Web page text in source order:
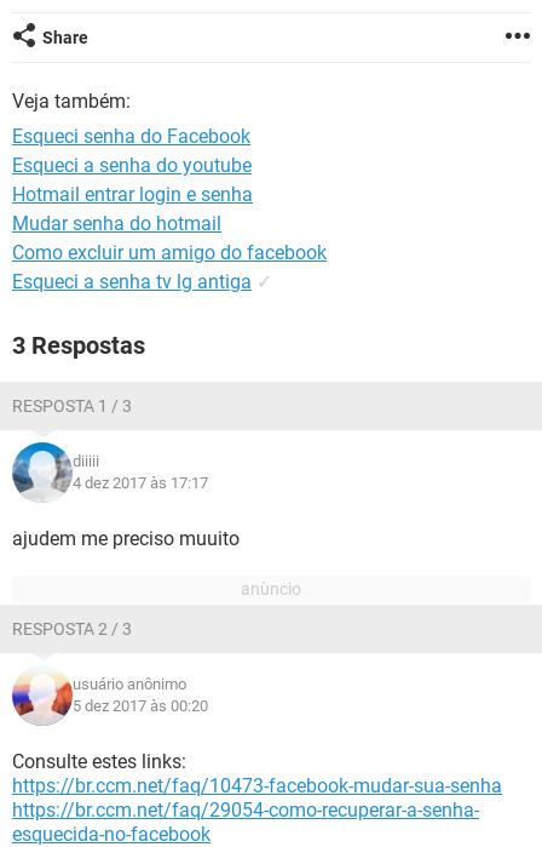
GUIA DE COMPRAS
Share
Veja também:
Esqueci senha do Facebook
Esqueci a senha do youtube
Hotmail entrar login e senha
Mudar senha do hotmail
Como excluir um amigo do facebook
Esqueci a senha tv lg antiga ✓
3 Respostas
RESPOSTA 1 / 3
diiiii
4 dez 2017 às 17:17
ajudem me preciso muuito
RESPOSTA 2 / 3
usuário anônimo
5 dez 2017 às 00:20
Consulte estes links:
https://br.ccm.net/faq/10473-facebook-mudar-sua-senha
https://br.ccm.net/faq/29054-como-recuperar-a-senha-
esquecida-no-facebook